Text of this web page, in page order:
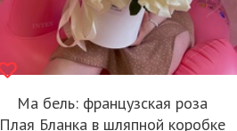
Ма бель: французская роза
Плая Бланка в шляпной коробке